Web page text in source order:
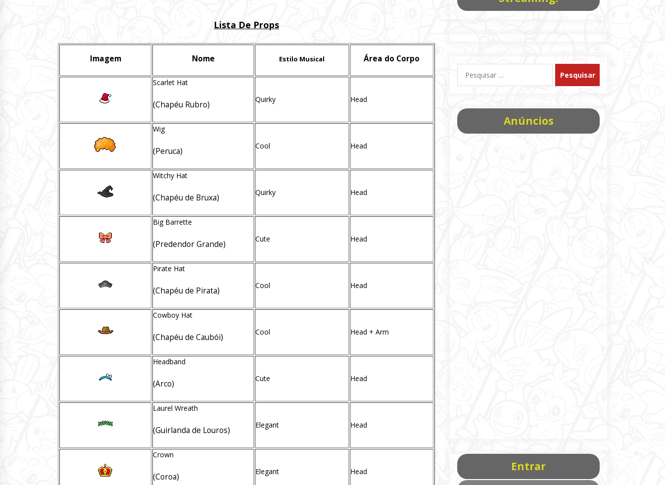
Lista De Props
Imagem Nome Estilo Musical Área do Corpo
Scarlet Hat
(Chapéu Rubro)
Quirky Head
Wig
(Peruca)
Cool Head
Witchy Hat
(Chapéu de Bruxa)
Quirky Head
Big Barrette
(Predendor Grande)
Cute Head
Pirate Hat
(Chapéu de Pirata)
Cool Head
Cowboy Hat
(Chapéu de Caubói)
Cool Head + Arm
Headband
(Arco)
Cute Head
Laurel Wreath
(Guirlanda de Louros)
Elegant Head
Crown
(Coroa)
Elegant Head
por:
Anúncios
Entrar